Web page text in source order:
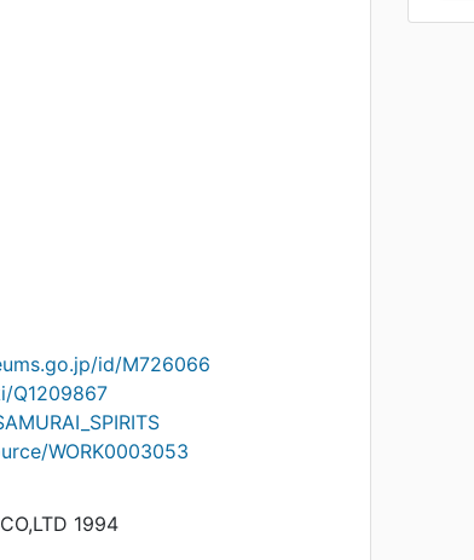
id/M726066
Q1209867
WORK0003053
1994